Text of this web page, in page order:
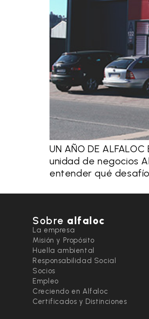
UN AÑO DE
unidad de negocios
entender qué
Sobre alfaloc
La empresa
Misión y Propósito
Huella ambiental
Responsabilidad Social
Socios
Empleo
Creciendo en Alfaloc
Certificados y Distinciones